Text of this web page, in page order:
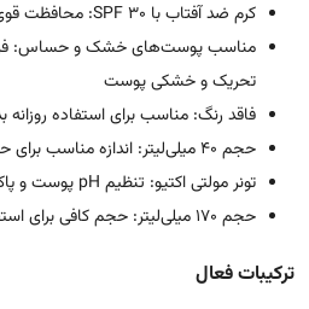
کرم ضد آفتاب با SPF 30: محافظت قوی در برابر اشعه‌های UVA و UVB
مناسب پوست‌های خشک و حساس:
تحریک و خشکی پوست
فاقد رنگ: مناسب برای استفاده
حجم 40 میلی‌لیتر: اندازه مناسب برای حمل و استفاده مداوم
تونر مولتی اکتیو: تنظیم pH پوست و پاکسازی عمیق منافذ
حجم 170 میلی‌لیتر: حجم کافی برای استفاده طولانی مدت
ترکیبات فعال